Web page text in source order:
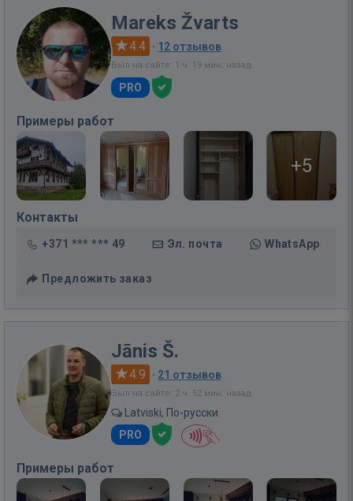
Mareks Žvarts
4.4 · 12 отзывов
Был на сайте: 1 ч. 19 мин. назад
PRO
Примеры работ
+5
Контакты
+371 *** *** 49 Эл. почта WhatsApp
Предложить заказ
Jānis Š.
4.9 · 21 отзывов
Был на сайте: 2 ч. 52 мин. назад
Latviski, По-русски
PRO
Примеры работ